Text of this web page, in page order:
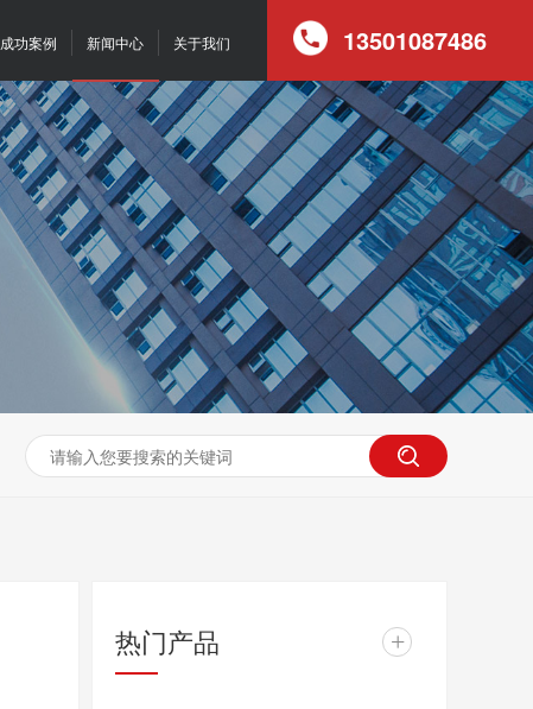
13501087486
成功案例 新闻中心 关于我们
热门产品 +